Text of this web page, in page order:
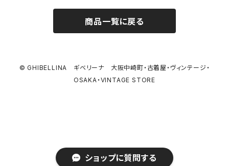
ショップに質問する
商品一覧に戻る
© GHIBELLINA ギベリーナ 大阪中崎町・古着屋・ヴィンテージ・
OSAKA・VINTAGE STORE